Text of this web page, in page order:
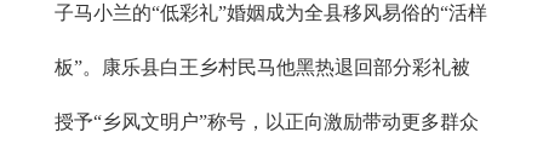
子马小兰的“低彩礼”婚姻成为全县移风易俗的“活样
板”。康乐县白王乡村民马他黑热退回部分彩礼被
授予“乡风文明户”称号，以正向激励带动更多群众